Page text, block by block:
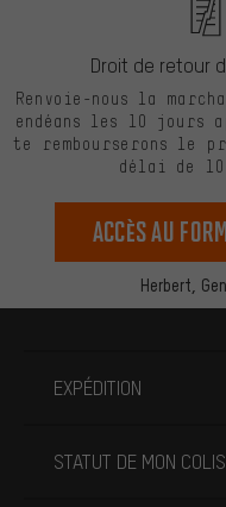
Herbert,
Droit de retour
Renvoie-nous la
endéans les 10 jours
te rembourserons le
délai de
Accès au
EXPÉDITION
STATUT DE MON COLIS